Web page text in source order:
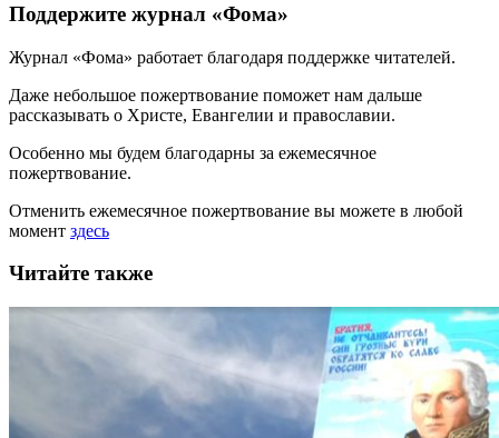
Поддержите журнал «Фома»
Журнал «Фома» работает благодаря поддержке читателей.
Даже небольшое пожертвование поможет нам дальше
рассказывать о Христе, Евангелии и православии.
Особенно мы будем благодарны за ежемесячное
пожертвование.
Отменить ежемесячное пожертвование вы можете в любой
момент здесь
Читайте также